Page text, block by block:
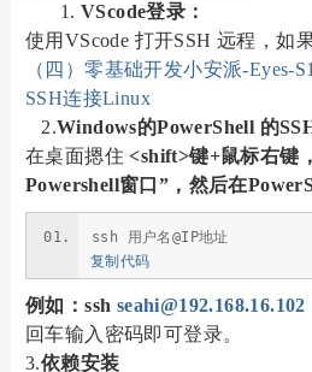
VScode登录：
使用VScode 打开SSH 远程，如
（四）零基础开发小安派-
SSH连接Linux
2.Windows的PowerShell 的
在桌面摁住<shift>键+鼠标右键
Powershell窗口”，然后在
ssh 用户名@IP地址
复制代码
例如：ssh seahi@192.168.16.102
回车输入密码即可登录。
3.依赖安装